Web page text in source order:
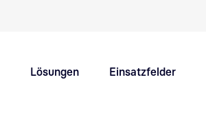
Lösungen Einsatzfelder